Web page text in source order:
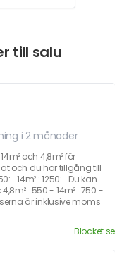
till salu
i 2 månader
och 4,8m² för
och du har tillgång till
14m² : 1250:- Du kan
: 550:- 14m² : 750:-
är inklusive moms
Blocket.se